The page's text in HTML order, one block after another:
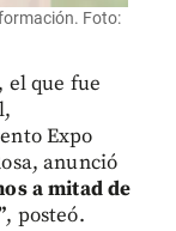
Foto:
el que fue
Expo
anunció
a mitad de
, posteó.